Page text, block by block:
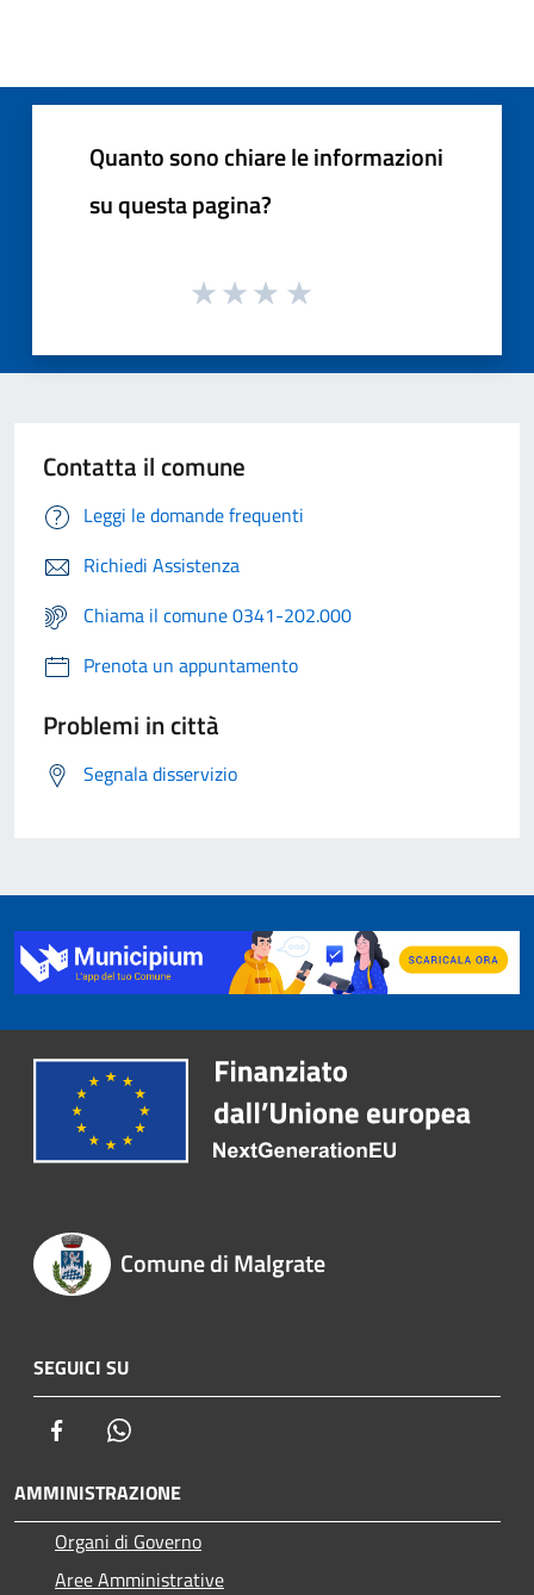
Quanto sono chiare le informazioni
su questa pagina?
Contatta il comune
Leggi le domande frequenti
Richiedi Assistenza
Chiama il comune 0341-202.000
Prenota un appuntamento
Problemi in città
Segnala disservizio
Comune di Malgrate
SEGUICI SU
Facebook
AMMINISTRAZIONE
Organi di Governo
Aree Amministrative